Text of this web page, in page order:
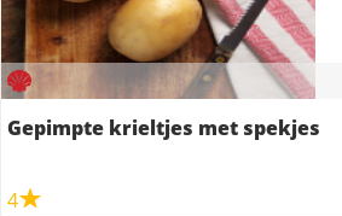
Gepimpte krieltjes met spekjes
4